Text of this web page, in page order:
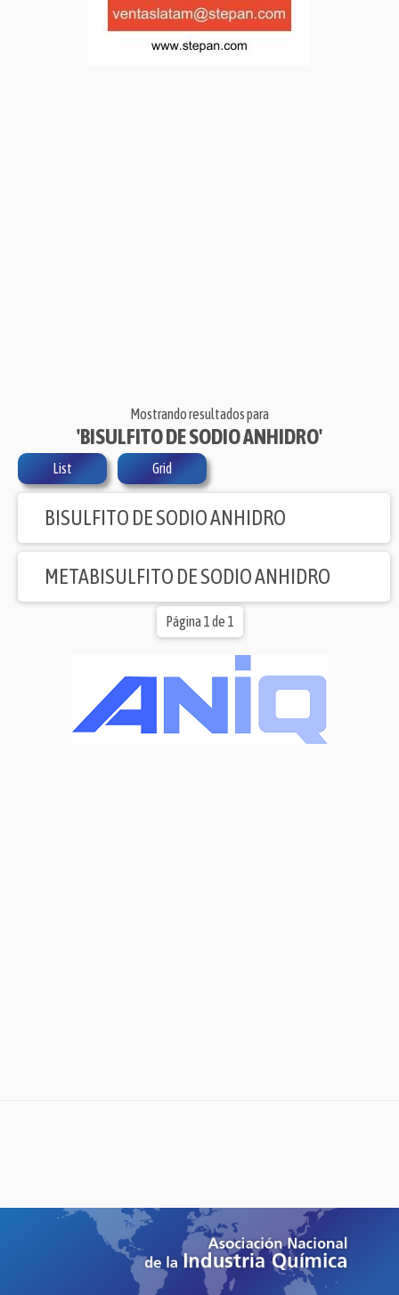
Mostrando resultados para
'BISULFITO DE SODIO ANHIDRO'
List Grid
BISULFITO DE SODIO ANHIDRO
METABISULFITO DE SODIO ANHIDRO
Página 1 de 1